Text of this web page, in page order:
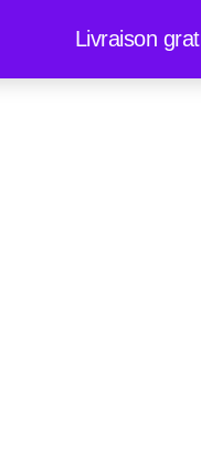
Livraison